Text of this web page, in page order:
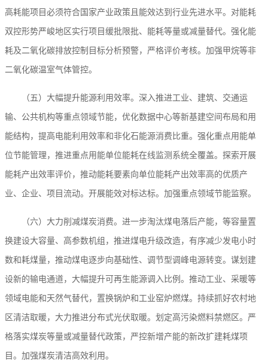
高耗能项目必须符合国家产业政策且能效达到行业先进水平。对能耗
双控形势严峻地区实行项目缓批限批、能耗等量或减量替代。强化能
耗及二氧化碳排放控制目标分析预警，严格评价考核。加强甲烷等非
二氧化碳温室气体管控。
（五）大幅提升能源利用效率。深入推进工业、建筑、交通运
输、公共机构等重点领域节能，优化数据中心等新基建空间布局和用
能结构，提高电能利用效率和非化石能源消费比重。强化重点用能单
位节能管理，推进重点用能单位能耗在线监测系统全覆盖。探索开展
能耗产出效率评价，推动能耗要素向单位能耗产出效率高的优质产
业、企业、项目流动。开展能效对标达标。加强重点领域节能监察。
（六）大力削减煤炭消费。进一步淘汰煤电落后产能，等容量置
换建设大容量、高参数机组，推进煤电升级改造，有序减少发电小时
数和耗煤量，推动煤电逐步向基础性、调节型调峰电源转变。谋划建
设新的输电通道，大幅提升可再生能源调入比例。推动工业、采暖等
领域电能和天然气替代，置换锅炉和工业窑炉燃煤。持续抓好农村地
区清洁取暖，大力推进分布式光伏取暖。划定高污染燃料禁燃区。严
格落实煤炭等量或减量替代政策，严控新增产能的新改扩建耗煤项
目。加强煤炭清洁高效利用。